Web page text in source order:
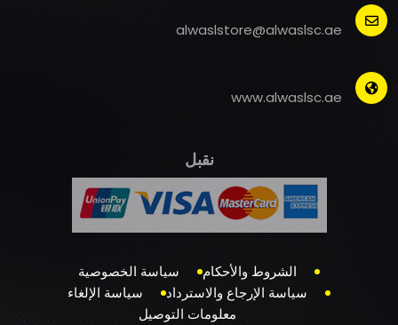
alwaslstore@alwaslsc.ae
www.alwaslsc.ae
نقبل
الشروط والأحكام
سياسة الخصوصية
سياسة الإرجاع والاسترداد
سياسة الإلغاء
معلومات التوصيل